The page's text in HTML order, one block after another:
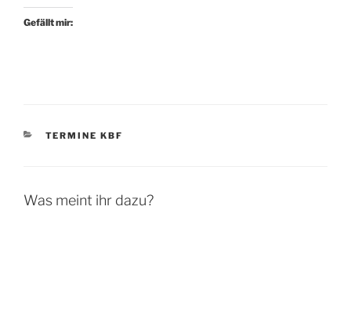
Gefällt mir:
KATEGORIEN
TERMINE KBF
Was meint ihr dazu?